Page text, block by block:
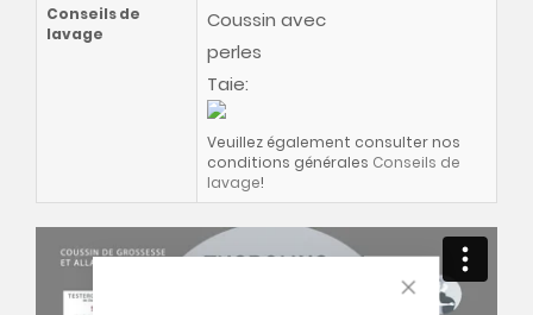
CLOSE
Conseils de
lavage
Coussin avec
perles
Taie:
Veuillez également consulter nos
conditions générales Conseils de
lavage!